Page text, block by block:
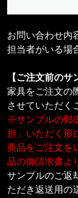
お問い合わせ内
担当者がいる場
【ご注文前のサ
家具をご注文の
させていただく
※サンプルの郵
担」いただく形
商品をご注文を
品の御請求書よ
サンプルのご返
ただき返送用の